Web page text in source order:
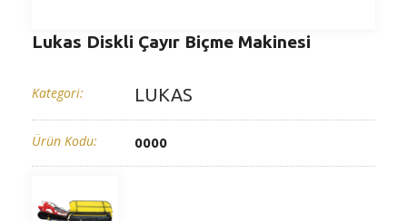
Lukas Diskli Çayır Biçme Makinesi
Kategori: LUKAS
Ürün Kodu: 0000